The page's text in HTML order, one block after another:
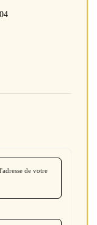
de votre